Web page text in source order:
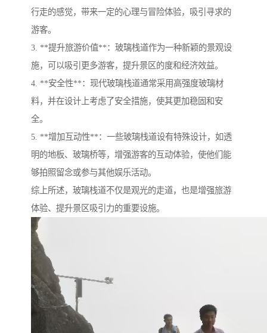
行走的感觉，带来一定的心理与冒险体验，吸引寻求的
游客。
3. **提升旅游价值**：玻璃栈道作为一种新颖的景观设
施，可以吸引更多游客，提升景区的度和经济效益。
4. **安全性**：现代玻璃栈道通常采用高强度玻璃材
料，并在设计上考虑了安全措施，使其更加稳固和安
全。
5. **增加互动性**：一些玻璃栈道设有特殊设计，如透
明的地板、玻璃桥等，增强游客的互动体验，使他们能
够拍照留念或参与其他娱乐活动。
综上所述，玻璃栈道不仅是观光的走道，也是增强旅游
体验、提升景区吸引力的重要设施。